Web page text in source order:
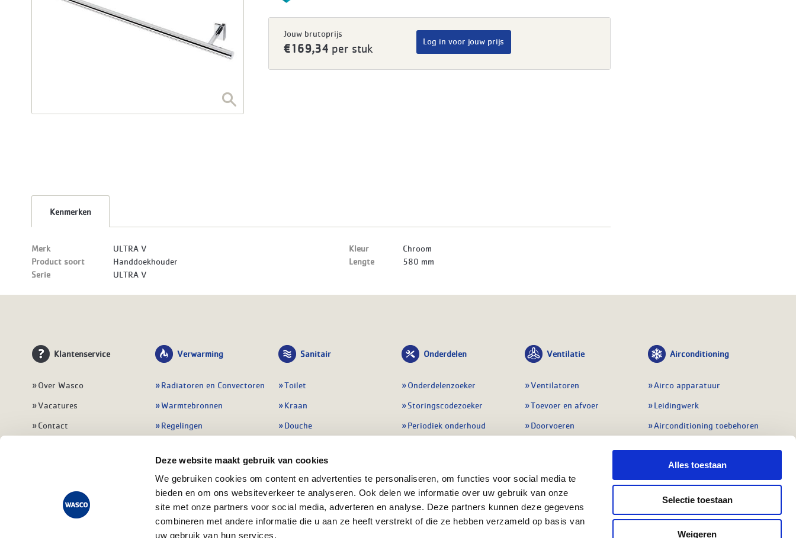
Deze website maakt gebruik van cookies
We gebruiken cookies om content en advertenties te personaliseren, om functies voor social media te
bieden en om ons websiteverkeer te analyseren. Ook delen we informatie over uw gebruik van onze
site met onze partners voor social media, adverteren en analyse. Deze partners kunnen deze gegevens
combineren met andere informatie die u aan ze heeft verstrekt of die ze hebben verzameld op basis van
uw gebruik van hun services.
Alles toestaan
Selectie toestaan
Weigeren
Jouw brutoprijs
€169,34 per stuk
Log in voor jouw prijs
Kenmerken
Merk
ULTRA V
Product soort
Handdoekhouder
Serie
ULTRA V
Kleur
Chroom
Lengte
580 mm
Klantenservice
Over Wasco
Vacatures
Contact
Veelgestelde vragen
Verwarming
Radiatoren en Convectoren
Warmtebronnen
Regelingen
Leidingwerk
Warmwatertoestellen
Alle verwarming
Sanitair
Toilet
Kraan
Douche
Badmeubel
Afvoeren
Alle sanitair
Onderdelen
Onderdelenzoeker
Storingscodezoeker
Periodiek onderhoud
Preventie & detectie
Alle onderdelen
Ventilatie
Ventilatoren
Toevoer en afvoer
Doorvoeren
Regelingen
Alle ventilatie
Airconditioning
Airco apparatuur
Leidingwerk
Airconditioning toebehoren
Service en onderhoud
Regelapparatuur
Alle koeling